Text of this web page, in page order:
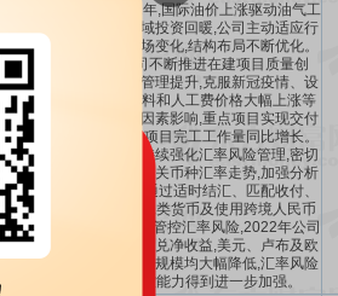
～
2022年,国际油价上涨驱动油气工
程领域投资回暖,公司主动适应行
业市场变化,结构布局不断优化。
公司不断推进在建项目质量创
优、管理提升,克服新冠疫情、设
备材料和人工费价格大幅上涨等
不利因素影响,重点项目实现交付
预期,项目完工工作量同比增长。
公司持续强化汇率风险管理,密切
跟踪相关币种汇率走势,加强分析
研判,通过适时结汇、匹配收付、
严控二类货币及使用跨境人民币
等方式管控汇率风险,2022年公司
形成汇兑净收益,美元、卢布及欧
元敞口规模均大幅降低,汇率风险
防控能力得到进一步加强。